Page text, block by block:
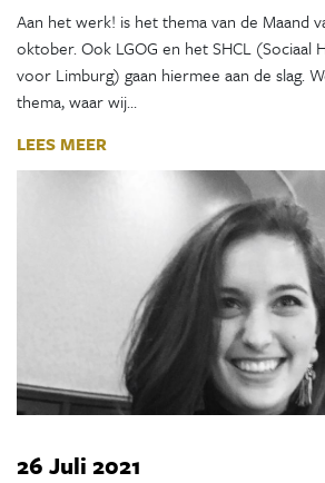
Aan het werk! is het thema van de Maand
oktober. Ook LGOG en het SHCL (Sociaal
voor Limburg) gaan hiermee aan de slag.
thema, waar wij…
LEES MEER
26 Juli 2021